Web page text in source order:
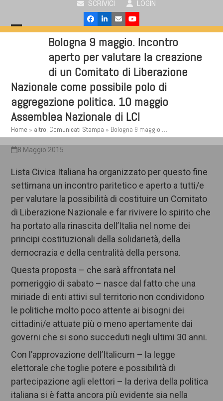
content
SCRIVICI LOGIN
Facebook
LinkedIn
EmailYouTube
Bologna 9 maggio. Incontro
aperto per valutare la creazione
di un Comitato di Liberazione
Nazionale come possibile polo di
aggregazione politica. 10 maggio
Assemblea Nazionale di LCI
Home » altro, Comunicati Stampa » Bologna 9 maggio.…
8 Maggio 2015
Lista Civica Italiana ha organizzato per questo fine
settimana un incontro paritetico e aperto a tutti/e
per valutare la possibilità di costituire un Comitato
di Liberazione Nazionale e far rivivere lo spirito che
ha portato alla rinascita dell’Italia nel nome dei
principi costituzionali della solidarietà, della
democrazia e della centralità della persona.
Questa proposta – che sarà affrontata nel
pomeriggio di sabato – nasce dal fatto che una
miriade di enti attivi sul territorio non condividono
le politiche molto poco attente ai bisogni dei
cittadini/e attuate più o meno apertamente dai
governi che si sono succeduti negli ultimi 30 anni.
Con l’approvazione dell’Italicum – la legge
elettorale che toglie potere e possibilità di
partecipazione agli elettori – la deriva della politica
italiana si è fatta ancora più evidente sia nella